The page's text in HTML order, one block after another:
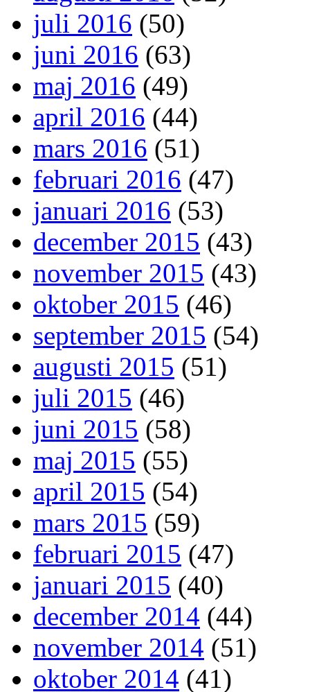
juli 2016 (50)
juni 2016 (63)
maj 2016 (49)
april 2016 (44)
mars 2016 (51)
februari 2016 (47)
januari 2016 (53)
december 2015 (43)
november 2015 (43)
oktober 2015 (46)
september 2015 (54)
augusti 2015 (51)
juli 2015 (46)
juni 2015 (58)
maj 2015 (55)
april 2015 (54)
mars 2015 (59)
februari 2015 (47)
januari 2015 (40)
december 2014 (44)
november 2014 (51)
oktober 2014 (41)